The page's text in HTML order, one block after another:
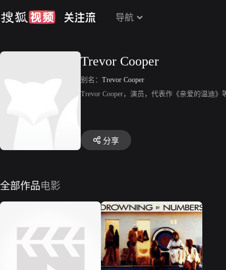
导航
Trevor Cooper
别名： Trevor Cooper
Trevor Cooper，演员，代表作《亲爱的温迪》
分享
全部作品电影